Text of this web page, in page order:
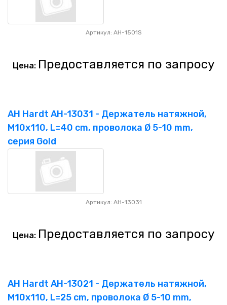
Артикул: AH-1501S
Цена: Предоставляется по запросу
AH Hardt AH-13031 - Держатель натяжной,
M10x110, L=40 cm, проволока Ø 5-10 mm,
серия Gold
Артикул: AH-13031
Цена: Предоставляется по запросу
AH Hardt AH-13021 - Держатель натяжной,
M10x110, L=25 cm, проволока Ø 5-10 mm,